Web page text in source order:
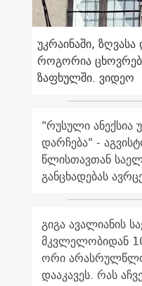
უკრაინაში,
როგორია
ზაფხულში. ვიდეო
"რუსული ანექსია
დარჩება" -
წლისთავთან
განცხადებას
გიგა ავალიანის
მკვლელობიდან
ორი
დააკავეს. რას